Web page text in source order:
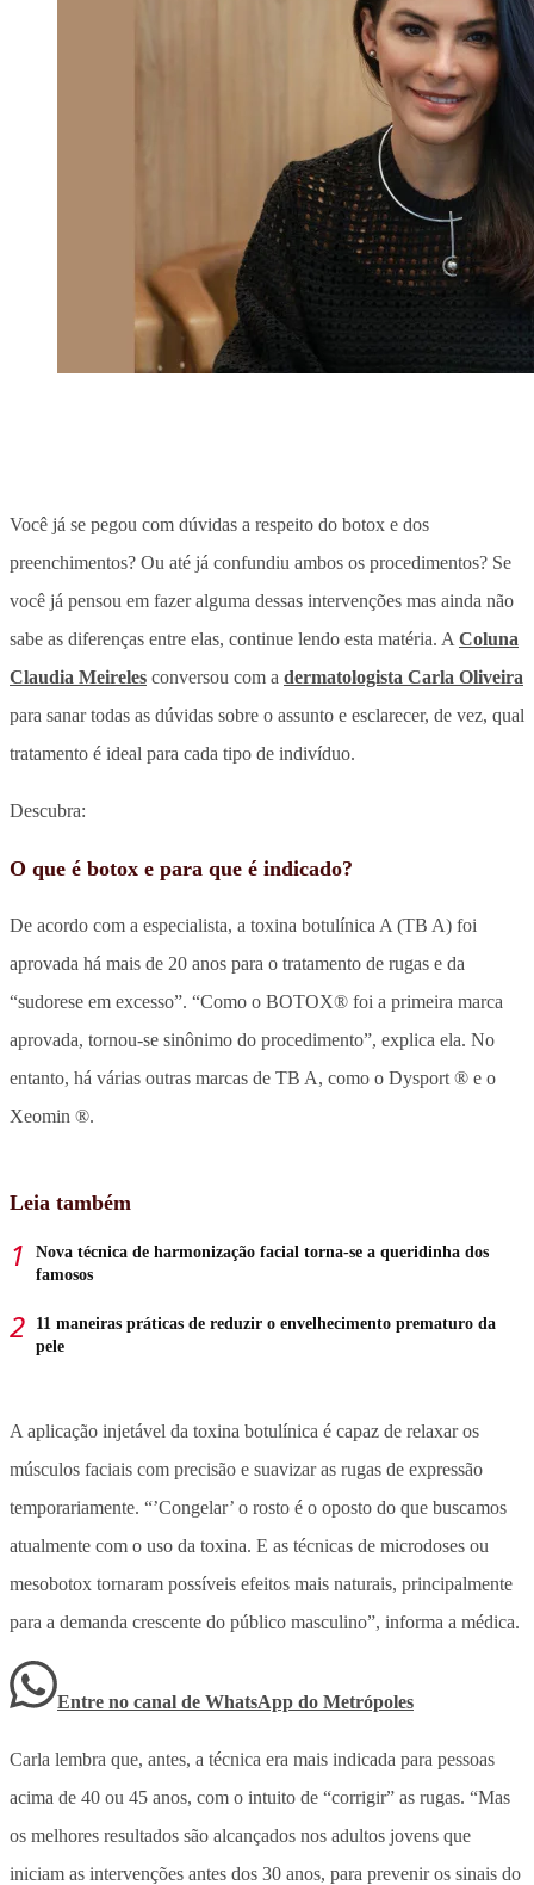
Você já se pegou com dúvidas a respeito do botox e dos
preenchimentos? Ou até já confundiu ambos os procedimentos? Se
você já pensou em fazer alguma dessas intervenções mas ainda não
sabe as diferenças entre elas, continue lendo esta matéria. A Coluna
Claudia Meireles conversou com a dermatologista Carla Oliveira
para sanar todas as dúvidas sobre o assunto e esclarecer, de vez, qual
tratamento é ideal para cada tipo de indivíduo.
Descubra:
O que é botox e para que é indicado?
De acordo com a especialista, a toxina botulínica A (TB A) foi
aprovada há mais de 20 anos para o tratamento de rugas e da
“sudorese em excesso”. “Como o BOTOX® foi a primeira marca
aprovada, tornou-se sinônimo do procedimento”, explica ela. No
entanto, há várias outras marcas de TB A, como o Dysport ® e o
Xeomin ®.
Leia também
Nova técnica de harmonização facial torna-se a queridinha dos
famosos
11 maneiras práticas de reduzir o envelhecimento prematuro da
pele
A aplicação injetável da toxina botulínica é capaz de relaxar os
músculos faciais com precisão e suavizar as rugas de expressão
temporariamente. “’Congelar’ o rosto é o oposto do que buscamos
atualmente com o uso da toxina. E as técnicas de microdoses ou
mesobotox tornaram possíveis efeitos mais naturais, principalmente
para a demanda crescente do público masculino”, informa a médica.
Entre no canal de WhatsApp do Metrópoles
Carla lembra que, antes, a técnica era mais indicada para pessoas
acima de 40 ou 45 anos, com o intuito de “corrigir” as rugas. “Mas
os melhores resultados são alcançados nos adultos jovens que
iniciam as intervenções antes dos 30 anos, para prevenir os sinais do